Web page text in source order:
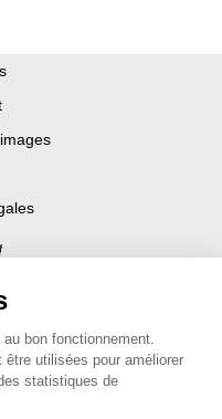
bon fonctionnement.
être utilisées pour améliorer
statistiques de